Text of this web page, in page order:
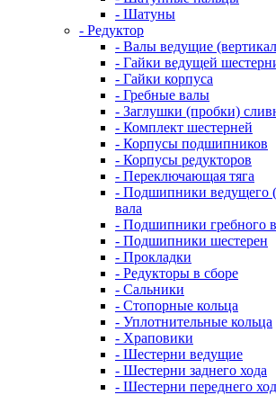
- Шатуны
- Редуктор
- Валы ведущие
- Гайки ведущей
- Гайки корпуса
- Гребные валы
- Заглушки (пробки)
- Комплект шестерней
- Корпусы подшипников
- Корпусы редукторов
- Переключающая тяга
- Подшипники ведущего
вала
- Подшипники гребного
- Подшипники шестерен
- Прокладки
- Редукторы в сборе
- Сальники
- Стопорные кольца
- Уплотнительные кольца
- Храповики
- Шестерни ведущие
- Шестерни заднего хода
- Шестерни переднего